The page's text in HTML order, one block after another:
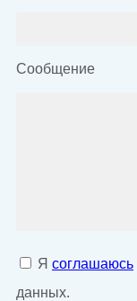
Сообщение
Я соглашаюсь
данных.